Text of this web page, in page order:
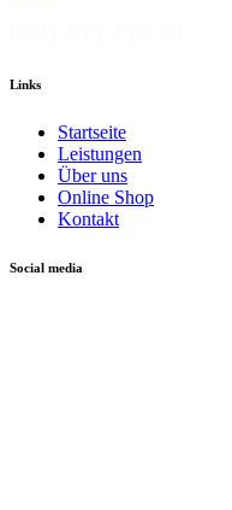
Links
Startseite
Leistungen
Über uns
Online Shop
Kontakt
Social media